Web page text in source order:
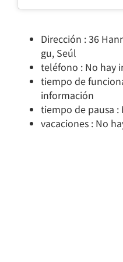
Dirección : 36
gu, Seúl
teléfono : No hay
tiempo de
información
tiempo de pausa
vacaciones : No